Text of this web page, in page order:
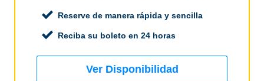
Reserve de manera rápida y sencilla
Reciba su boleto en 24 horas
Ver Disponibilidad